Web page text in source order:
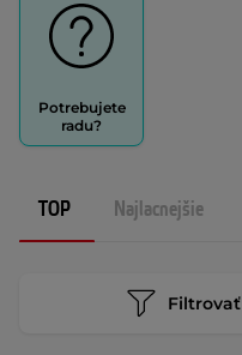
Potrebujete
radu?
TOP Najlacnejšie
Filtrovať